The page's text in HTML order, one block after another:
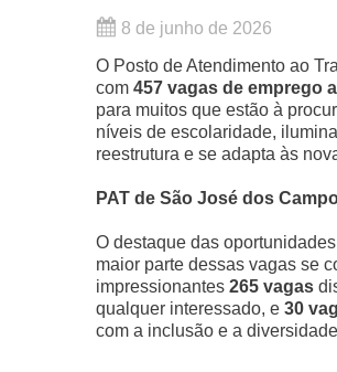
8 de junho de 2026
O Posto de Atendimento ao
com 457 vagas de emprego
para muitos que estão à
níveis de escolaridade,
reestrutura e se adapta às
PAT de São José dos
O destaque das
maior parte dessas vagas se
impressionantes 265 vagas
qualquer interessado, e 30
com a inclusão e a